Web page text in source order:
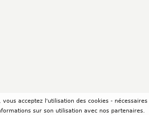
vous acceptez l'utilisation des cookies -
sur son utilisation avec nos partenaires.